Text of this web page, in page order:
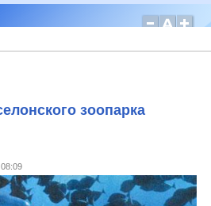
зоопарка